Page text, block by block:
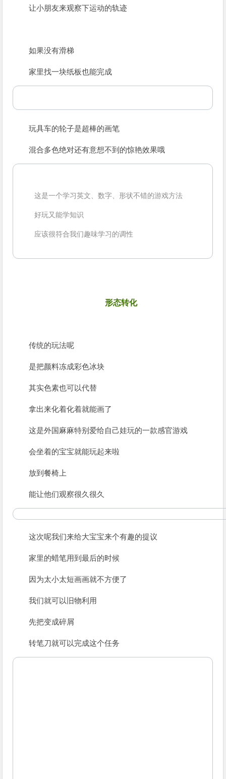
让小朋友来观察下运动的轨迹
如果没有滑梯
家里找一块纸板也能完成
玩具车的轮子是超棒的画笔
混合多色绝对还有意想不到的惊艳效果哦
这是一个学习英文、数字、形状不错的游戏方法
好玩又能学知识
应该很符合我们趣味学习的调性
形态转化
传统的玩法呢
是把颜料冻成彩色冰块
其实色素也可以代替
拿出来化着化着就能画了
这是外国麻麻特别爱给自己娃玩的一款感官游戏
会坐着的宝宝就能玩起来啦
放到餐椅上
能让他们观察很久很久
这次呢我们来给大宝宝来个有趣的提议
家里的蜡笔用到最后的时候
因为太小太短画画就不方便了
我们就可以旧物利用
先把变成碎屑
转笔刀就可以完成这个任务